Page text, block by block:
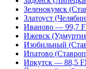
Зеленокумск
Златоуст
Иваново — 99,7
Ижевск
Изобильный
Ипатово
Иркутск — 88,5